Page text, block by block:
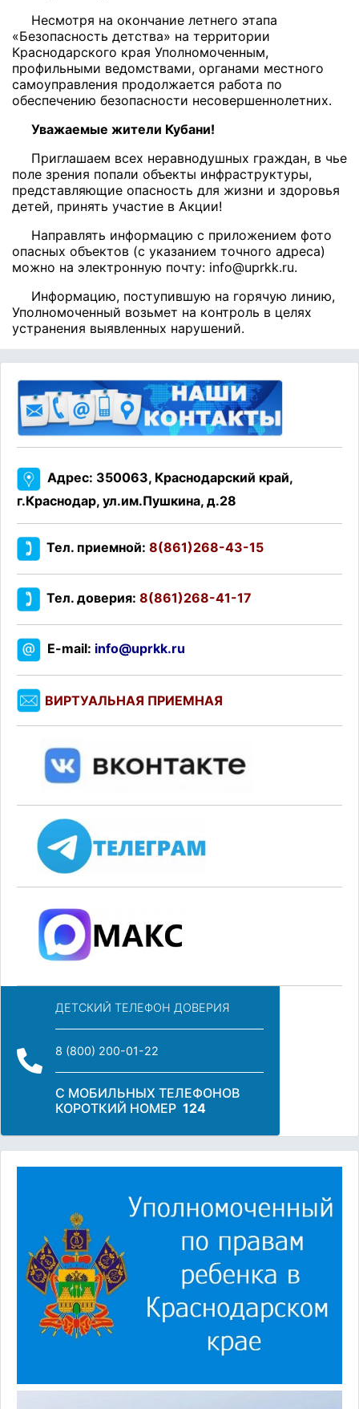
Несмотря на окончание летнего этапа
«Безопасность детства» на территории
Краснодарского края Уполномоченным,
профильными ведомствами, органами местного
самоуправления продолжается работа по
обеспечению безопасности несовершеннолетних.
Уважаемые жители Кубани!
Приглашаем всех неравнодушных граждан, в чье
поле зрения попали объекты инфраструктуры,
представляющие опасность для жизни и здоровья
детей, принять участие в Акции!
Направлять информацию с приложением фото
опасных объектов (с указанием точного адреса)
можно на электронную почту: info@uprkk.ru.
Информацию, поступившую на горячую линию,
Уполномоченный возьмет на контроль в целях
устранения выявленных нарушений.
Адрес: 350063, Краснодарский край,
г.Краснодар, ул.им.Пушкина, д.28
Тел. приемной: 8(861)268-43-15
Тел. доверия: 8(861)268-41-17
E-mail: info@uprkk.ru
ВИРТУАЛЬНАЯ ПРИЕМНАЯ
ДЕТСКИЙ ТЕЛЕФОН ДОВЕРИЯ
8 (800) 200-01-22
С МОБИЛЬНЫХ ТЕЛЕФОНОВ
КОРОТКИЙ НОМЕР 124